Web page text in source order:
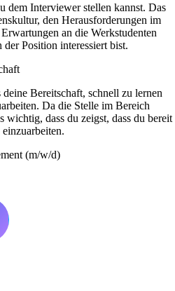
dem Interviewer stellen kannst. Das
den Herausforderungen im
an die Werkstudenten
Position interessiert bist.
Bereitschaft, schnell zu lernen
Da die Stelle im Bereich
wichtig, dass du zeigst, dass du bereit
(m/w/d)